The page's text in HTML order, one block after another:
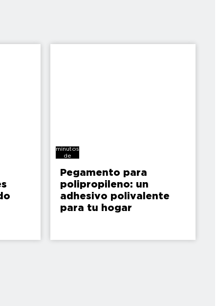
minutos
de
Pegamento para
polipropileno: un
adhesivo polivalente
para tu hogar